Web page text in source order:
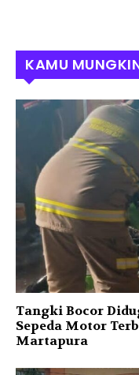
KAMU
Tangki Bocor
Sepeda Motor
Martapura